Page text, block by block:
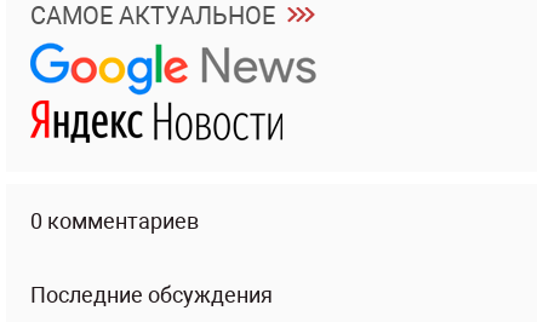
САМОЕ АКТУАЛЬНОЕ
0 комментариев
Последние обсуждения